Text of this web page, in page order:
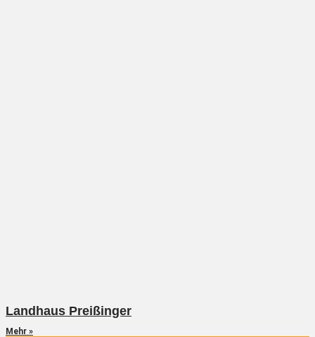
Landhaus Preißinger
Mehr »